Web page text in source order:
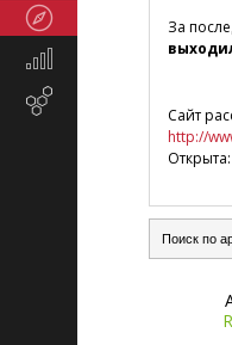
Экономика
маркетинг
За
Сайт
http://